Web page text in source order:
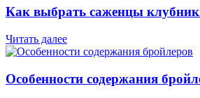
Как выбрать саженцы
Читать далее
Особенности содержания